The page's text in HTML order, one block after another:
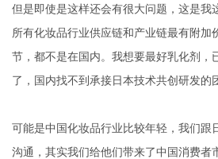
但是即使是这样还会有很大问题，这是我
所有化妆品行业供应链和产业链最有附加
节，都不是在国内。我想要最好乳化剂，
了，国内找不到承接日本技术共创研发的
可能是中国化妆品行业比较年轻，我们跟
沟通，其实我们给他们带来了中国消费者